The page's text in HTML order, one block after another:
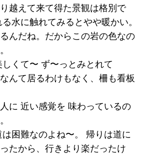
越えて来て得た景観は格別で
水に触れてみるとやや暖かい。
んだね。だからこの岩の色なの
くて〜 ず〜っとみとれて
んて居るわけもなく、柵も看板
に 近い感覚を 味わっているの
困難なのよね〜。 帰りは道に
たから、行きより楽だったけ